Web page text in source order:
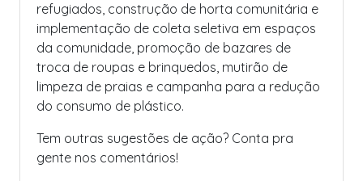
refugiados, construção de horta comunitária e
implementação de coleta seletiva em espaços
da comunidade, promoção de bazares de
troca de roupas e brinquedos, mutirão de
limpeza de praias e campanha para a redução
do consumo de plástico.
Tem outras sugestões de ação? Conta pra
gente nos comentários!